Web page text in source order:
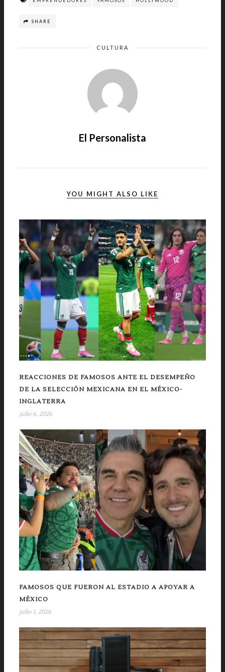
SHARE
CULTURA
El Personalista
YOU MIGHT ALSO LIKE
REACCIONES DE FAMOSOS ANTE EL DESEMPEÑO
DE LA SELECCIÓN MEXICANA EN EL MÉXICO-
INGLATERRA
julio 6, 2026
FAMOSOS QUE FUERON AL ESTADIO A APOYAR A
MÉXICO
julio 1, 2026